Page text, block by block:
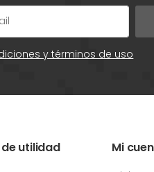
y términos de uso
de utilidad Mi